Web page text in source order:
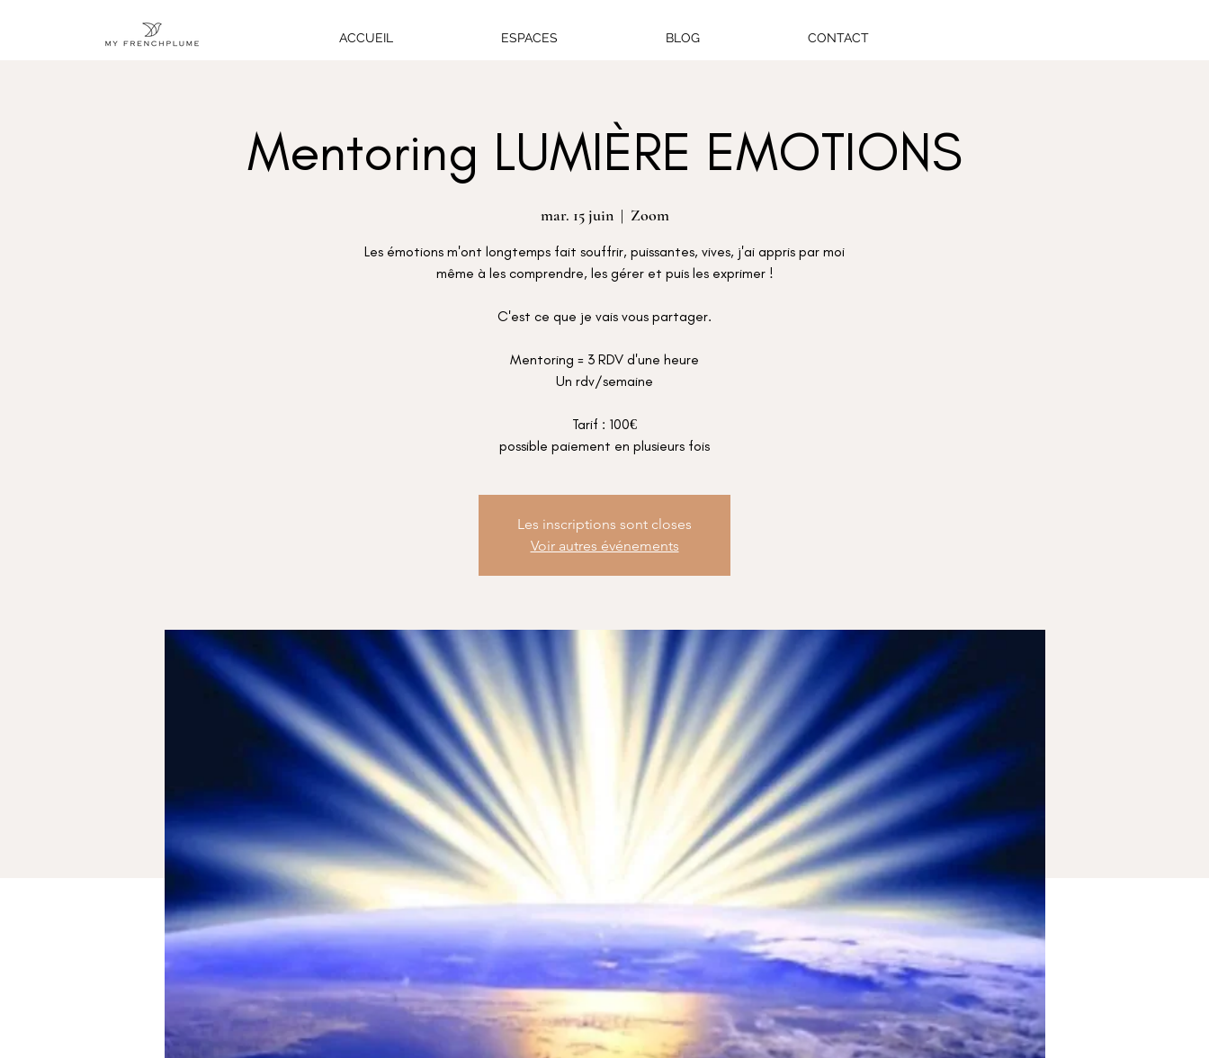
ACCUEIL ESPACES BLOG CONTACT
Mentoring LUMIÈRE EMOTIONS
mar. 15 juin
  |
Zoom
Les émotions m'ont longtemps fait souffrir, puissantes, vives, j'ai appris par moi
même à les comprendre, les gérer et puis les exprimer !
C'est ce que je vais vous partager.
Mentoring = 3 RDV d'une heure
Un rdv/semaine
Tarif : 100€
possible paiement en plusieurs fois
Les inscriptions sont closes
Voir autres événements